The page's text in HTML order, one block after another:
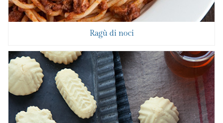
Ragù di noci